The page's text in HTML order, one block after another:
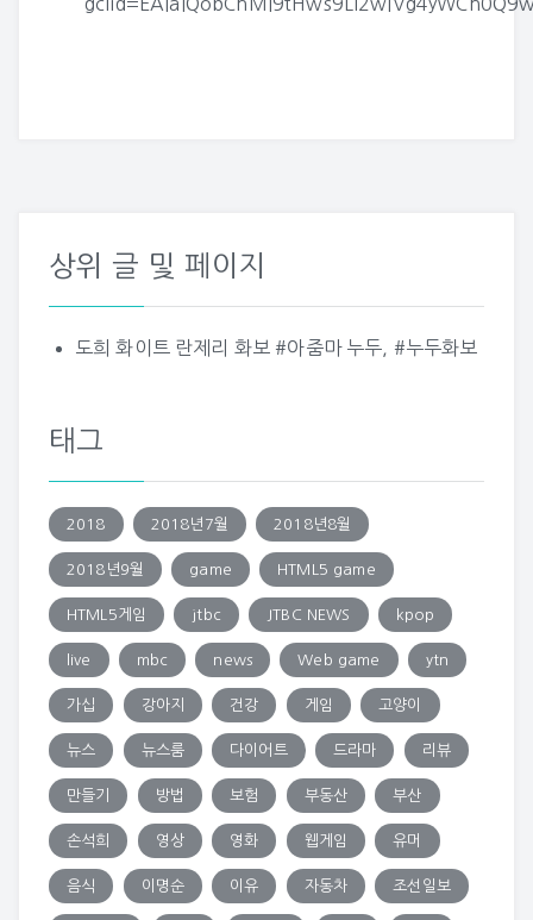
상위 글 및 페이지
도희 화이트 란제리 화보 #아줌마 누두, #누두화보
태그
2018 2018년7월 2018년8월
2018년9월 game HTML5 game
HTML5게임 jtbc JTBC NEWS kpop
live mbc news Web game ytn
가십 강아지 건강 게임 고양이
뉴스 뉴스룸 다이어트 드라마 리뷰
만들기 방법 보험 부동산 부산
손석희 영상 영화 웹게임 유머
음식 이명순 이유 자동차 조선일보